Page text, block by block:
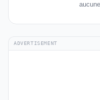
ADVERTISEMENT